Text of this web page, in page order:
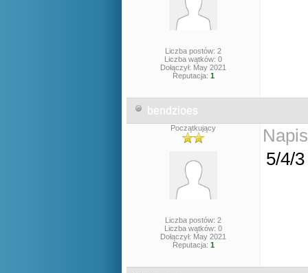
Liczba postów: 2
Liczba wątków: 0
Dołączył: May 2021
Reputacja: 1
bendzioes
Początkujący
Liczba postów: 2
Liczba wątków: 0
Dołączył: May 2021
Reputacja: 1
5/4/